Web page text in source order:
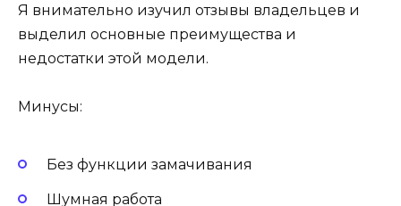
Я внимательно изучил отзывы владельцев и
выделил основные преимущества и
недостатки этой модели.
Минусы:
Без функции замачивания
Шумная работа